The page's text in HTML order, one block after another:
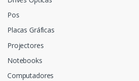
Pos
Placas Gráficas
Projectores
Notebooks
Computadores